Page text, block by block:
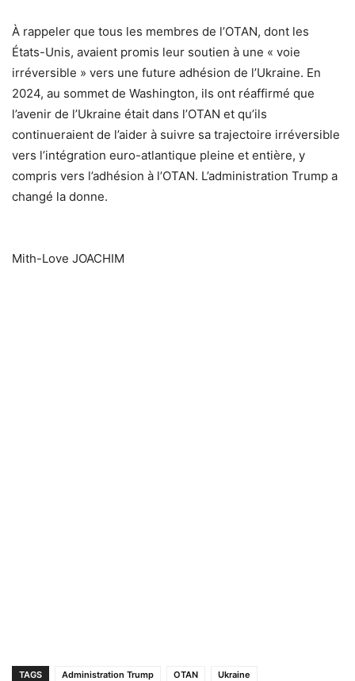
À rappeler que tous les membres de l’OTAN, dont les
États-Unis, avaient promis leur soutien à une « voie
irréversible » vers une future adhésion de l’Ukraine. En
2024, au sommet de Washington, ils ont réaffirmé que
l’avenir de l’Ukraine était dans l’OTAN et qu’ils
continueraient de l’aider à suivre sa trajectoire irréversible
vers l’intégration euro-atlantique pleine et entière, y
compris vers l’adhésion à l’OTAN. L’administration Trump a
changé la donne.
Mith-Love JOACHIM
TAGS Administration Trump OTAN Ukraine